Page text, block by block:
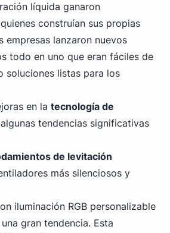
líquida ganaron
construían sus propias
empresas lanzaron nuevos
todo en uno que eran fáciles de
soluciones listas para los
en la tecnología de
tendencias significativas
de levitación
más silenciosos y
iluminación RGB personalizable
gran tendencia. Esta